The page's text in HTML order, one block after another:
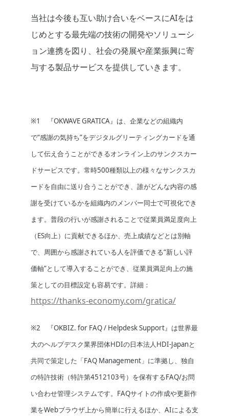
当社は今後も互い助け合いをベースにAIをは
じめとする最先端の技術の開発やソリューシ
ョン連携を図り、社会の発展や産業振興に寄
与する製品サービスを提供していきます。
※1 『OKWAVE GRATICA』は、企業などの組織内
で“感謝の気持ち”をデジタルグリーティングカードを通
して伝え合うことができるオンライン上のサンクスカー
ドサービスです。常時500種類以上の様々なサンクスカ
ードを自由に送り合うことができ、誰がどんな内容の感
謝を受けているかを組織内のメンバー同士で可視化でき
ます。普段の行いが感謝されることで従業員満足度向上
（ES向上）に貢献できるほか、売上成績などとは別軸
で、周囲から感謝されている人を評価できる“新しい評
価軸”として導入することができ、従業員満足向上の施
策としての目標設定も容易です。詳細：
https://thanks-economy.com/gratica/
※2 『OKBIZ. for FAQ / Helpdesk Support』は世界最
大のヘルプデスク業界団体HDIの日本法人HDI-Japanと
共同で策定した「FAQ Management」に準拠し、独自
の特許技術（特許第4512103号）を保有するFAQ/お問
い合わせ管理システムです。FAQサイトの作成や更新作
業をWebブラウザ上から簡単に行えるほか、AIによる支